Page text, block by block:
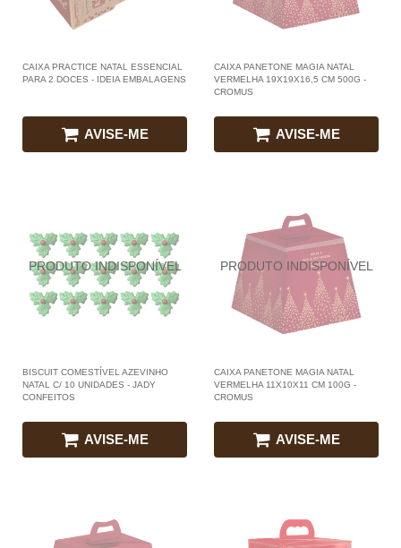
CAIXA PRACTICE NATAL ESSENCIAL
PARA 2 DOCES - IDEIA EMBALAGENS
AVISE-ME
CAIXA PANETONE MAGIA NATAL
VERMELHA 19X19X16,5 CM 500G -
CROMUS
AVISE-ME
BISCUIT COMESTÍVEL AZEVINHO
NATAL C/ 10 UNIDADES - JADY
CONFEITOS
AVISE-ME
CAIXA PANETONE MAGIA NATAL
VERMELHA 11X10X11 CM 100G -
CROMUS
AVISE-ME